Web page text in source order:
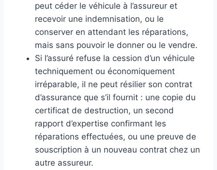
peut céder le véhicule à l’assureur et
recevoir une indemnisation, ou le
conserver en attendant les réparations,
mais sans pouvoir le donner ou le vendre.
Si l’assuré refuse la cession d’un véhicule
techniquement ou économiquement
irréparable, il ne peut résilier son contrat
d’assurance que s’il fournit : une copie du
certificat de destruction, un second
rapport d’expertise confirmant les
réparations effectuées, ou une preuve de
souscription à un nouveau contrat chez un
autre assureur.